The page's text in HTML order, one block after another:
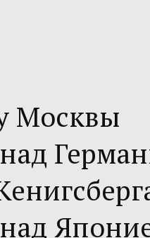
Москвы